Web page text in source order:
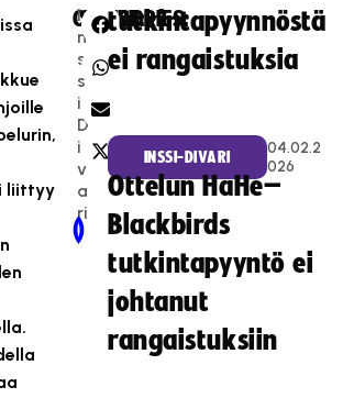
liittyy
CATEGORIES:
I
n
s
s
i-
D
i
v
a
ri
SHARE:
Older Post
Newer Post
tutkintapyynnöstä
ei rangaistuksia
INSSI-DIVARI
04.02.2
026
Ottelun HaHe–
Blackbirds
tutkintapyyntö ei
johtanut
rangaistuksiin